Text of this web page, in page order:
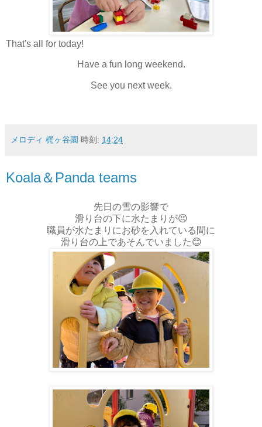
That's all for today!
Have a fun long weekend.
See you next week.
メロディ 梶ヶ谷園 時刻: 14:24
Koala＆Panda teams
先日の雪の影響で
滑り台の下に水たまりが😣
職員が水たまりにお砂を入れている間に
滑り台の上であそんでいました😊